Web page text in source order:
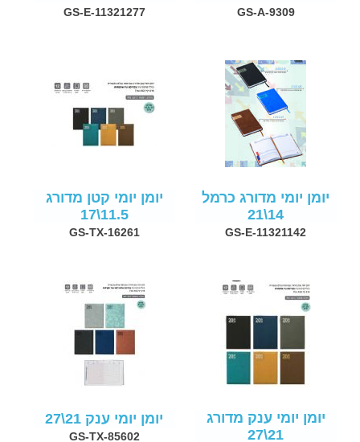
GS-A-9309
GS-E-11321277
יומן יומי מדורג כרמל
14\21
GS-E-11321142
יומן יומי קטן מדורג
11.5\17
GS-TX-16261
יומן יומי ענק מדורג
21\27
יומן יומי ענק 21\27
GS-TX-85602